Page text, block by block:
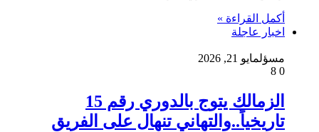
أكمل القراءة »
اخبار عاجلة
مسؤلمايو 21, 2026
0
الزمالك يتوج بالدوري رقم 15
تاريخياً..والتهاني تنهال على الفريق